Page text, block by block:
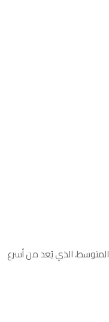
الذي يُعد من أسرع